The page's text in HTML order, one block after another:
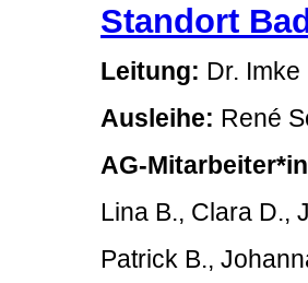
Standort
Leitung: Dr. Imke
Ausleihe: René
AG-
Lina B., Clara D.,
Patrick B.,